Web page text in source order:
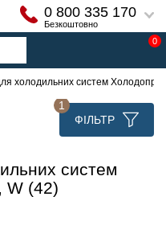
0 800 335 170
Безкоштовно
0
холодильних систем
ФІЛЬТР
1
систем
W (42)